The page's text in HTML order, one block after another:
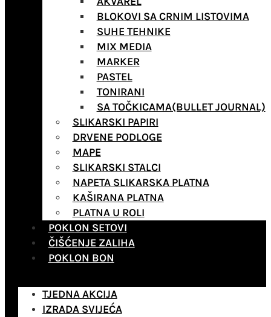
BLOKOVI SA CRNIM LISTOVIMA
SUHE TEHNIKE
MIX MEDIA
MARKER
PASTEL
TONIRANI
SA TOČKICAMA(BULLET JOURNAL)
SLIKARSKI PAPIRI
DRVENE PODLOGE
MAPE
SLIKARSKI STALCI
NAPETA SLIKARSKA PLATNA
KAŠIRANA PLATNA
PLATNA U ROLI
POKLON SETOVI
ČIŠĆENJE ZALIHA
POKLON BON
TJEDNA AKCIJA
IZRADA SVIJEĆA